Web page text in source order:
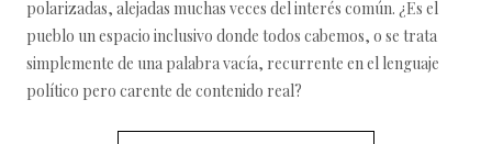
polarizadas, alejadas muchas veces del interés común. ¿Es el
pueblo un espacio inclusivo donde todos cabemos, o se trata
simplemente de una palabra vacía, recurrente en el lenguaje
político pero carente de contenido real?